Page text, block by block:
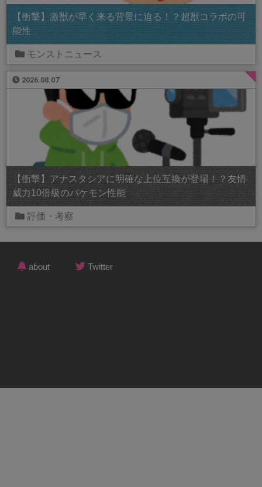
【衝撃】激獣が早く来る背景に迫る！？超獣コラボの可
能性
モンストニュース
2026.08.07
【衝撃】アナスタシアに明確な上位互換が登場！？友情
威力10倍級のバケモン性能
評価・考察
about Twitter